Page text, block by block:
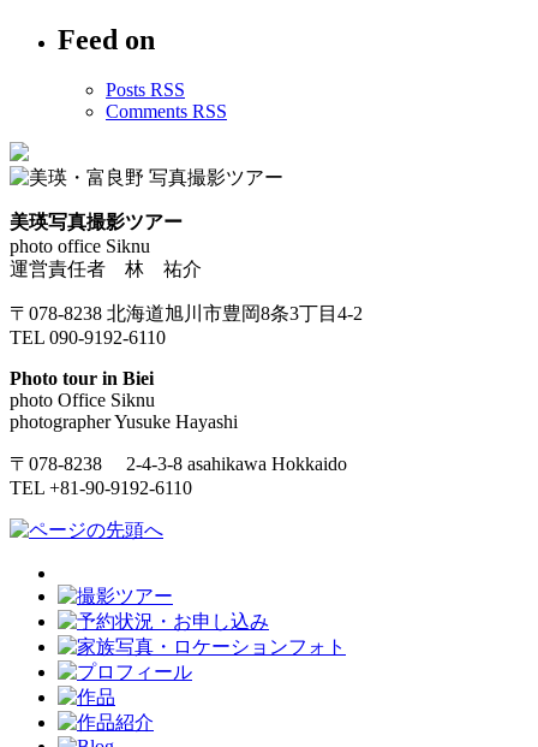
Feed on
Posts RSS
Comments RSS
美瑛写真撮影ツアー
photo office Siknu
運営責任者 林 祐介
〒078-8238 北海道旭川市豊岡8条3丁目4-2
TEL 090-9192-6110
Photo tour in Biei
photo Office Siknu
photographer Yusuke Hayashi
〒078-8238 2-4-3-8 asahikawa Hokkaido
TEL +81-90-9192-6110